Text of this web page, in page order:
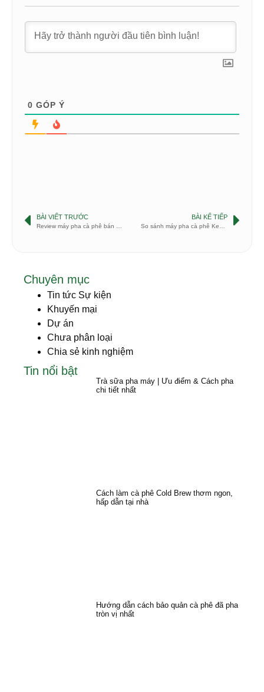
0 GÓP Ý
BÀI VIẾT TRƯỚC BÀI KẾ TIẾP
Chuyên mục
Tin tức Sự kiện
Khuyến mại
Dự án
Chưa phân loại
Chia sẻ kinh nghiệm
Tin nổi bật
Trà sữa pha máy | Ưu điểm & Cách pha
chi tiết nhất
Cách làm cà phê Cold Brew thơm ngon,
hấp dẫn tại nhà
Hướng dẫn cách bảo quản cà phê đã pha
tròn vị nhất